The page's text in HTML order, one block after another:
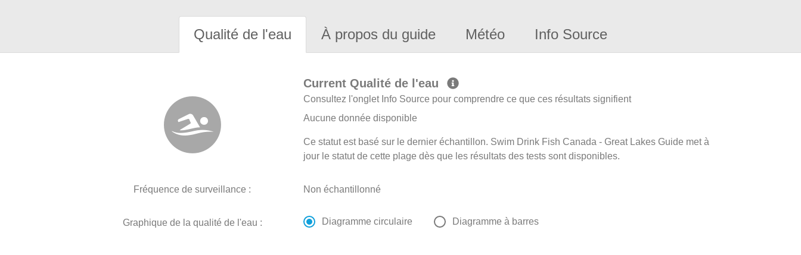
Qualité de l'eau À propos du guide Météo Info Source
Current Qualité de l'eau
Consultez l'onglet Info Source pour comprendre ce que ces résultats signifient
Aucune donnée disponible
Ce statut est basé sur le dernier échantillon. Swim Drink Fish Canada - Great Lakes Guide met à
jour le statut de cette plage dès que les résultats des tests sont disponibles.
Fréquence de surveillance : Non échantillonné
Graphique de la qualité de l'eau : Diagramme circulaire Diagramme à barres